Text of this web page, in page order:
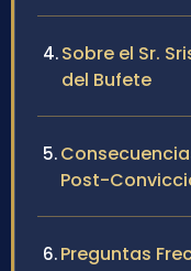
Sobre el Sr.
del Bufete
Post-
Preguntas